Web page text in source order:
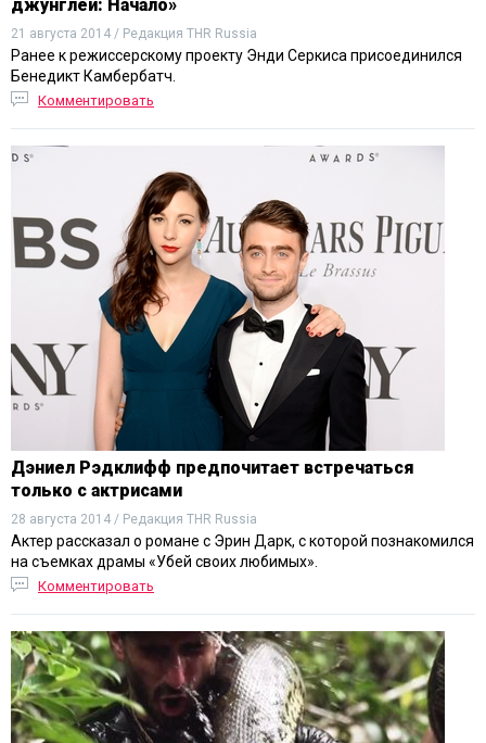
джунглей: Начало»
21 августа 2014 / Редакция THR Russia
Ранее к режиссерскому проекту Энди Серкиса присоединился
Бенедикт Камбербатч.
Комментировать
Дэниел Рэдклифф предпочитает встречаться
только с актрисами
28 августа 2014 / Редакция THR Russia
Актер рассказал о романе с Эрин Дарк, с которой познакомился
на съемках драмы «Убей своих любимых».
Комментировать